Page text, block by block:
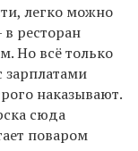
легко можно
ресторан
Но всё только
наказывают.
сюда
поваром